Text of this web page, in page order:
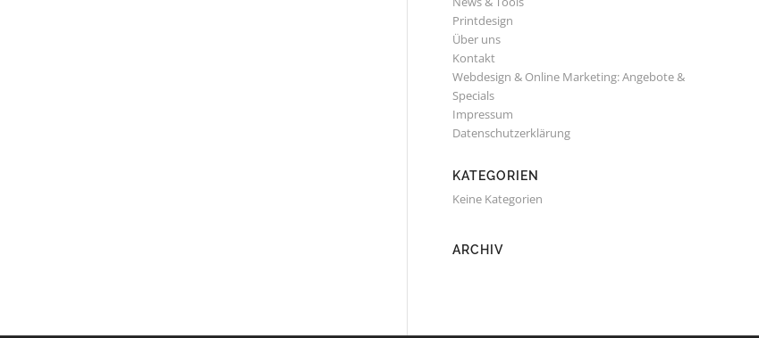
Printdesign
Über uns
Kontakt
Webdesign & Online Marketing: Angebote &
Specials
Impressum
Datenschutzerklärung
KATEGORIEN
Keine Kategorien
ARCHIV